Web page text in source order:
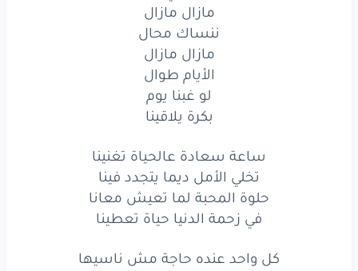
لوغبنايوم
بكرة يلاقينا
مازالمازال
ذكراك في البال
مازال مازال
ننساكمحال
مازالمازال
الأيامطوال
مازال مازال
ننساك محال
مازال مازال
الأيام طوال
لو غبنا يوم
بكرة يلاقينا
ساعة سعادة عالحياة تغنينا
تخلي الأمل ديما يتجدد فينا
حلوة المحبة لما تعيش معانا
في زحمة الدنيا حياة تعطينا
كل واحد عنده حاجة مش ناسيها